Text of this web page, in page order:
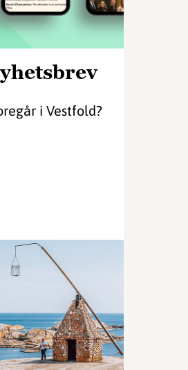
i Vestfold?